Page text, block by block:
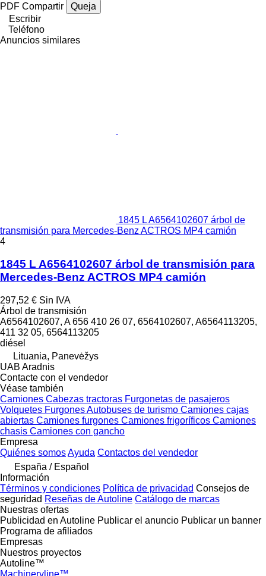
PDF Compartir
Queja
Escribir
Teléfono
Anuncios similares
1845 L A6564102607 árbol de
transmisión para Mercedes-Benz ACTROS MP4 camión
4
1845 L A6564102607 árbol de transmisión para
Mercedes-Benz ACTROS MP4 camión
297,52 € Sin IVA
Árbol de transmisión
A6564102607, A 656 410 26 07, 6564102607, A6564113205,
411 32 05, 6564113205
diésel
Lituania, Panevėžys
UAB Aradnis
Contacte con el vendedor
Véase también
Camiones Cabezas tractoras Furgonetas de pasajeros
Volquetes FurgonesAutobuses de turismo Camiones cajas
abiertas Camiones furgones Camiones frigoríficos Camiones
chasis Camiones con gancho
Empresa
Quiénes somosAyuda Contactos del vendedor
España / Español
Información
Términos y condiciones Política de privacidad Consejos de
seguridad Reseñas de Autoline Catálogo de marcas
Nuestras ofertas
Publicidad en Autoline Publicar el anuncio Publicar un banner
Programa de afiliados
Empresas
Nuestros proyectos
Autoline™
Machineryline™